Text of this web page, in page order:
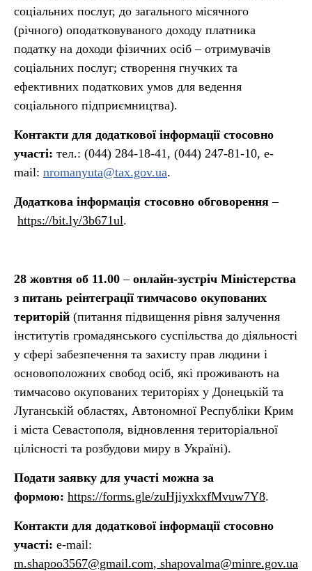
соціальних послуг, до загального місячного
(річного) оподатковуваного доходу платника
податку на доходи фізичних осіб – отримувачів
соціальних послуг; створення гнучких та
ефективних податкових умов для ведення
соціального підприємництва).
Контакти для додаткової інформації стосовно
участі: тел.: (044) 284-18-41, (044) 247-81-10, e-
mail: nromanyuta@tax.gov.ua.
Додаткова інформація стосовно обговорення–
https://bit.ly/3b671ul.
28 жовтня об 11.00 – онлайн-зустріч Міністерства
з питань реінтеграції тимчасово окупованих
територій (питання підвищення рівня залучення
інститутів громадянського суспільства до діяльності
у сфері забезпечення та захисту прав людини і
основоположних свобод осіб, які проживають на
тимчасово окупованих територіях у Донецькій та
Луганській областях, Автономної Республіки Крим
і міста Севастополя, відновлення територіальної
цілісності та розбудови миру в Україні).
Подати заявку для участі можна за
формою: https://forms.gle/zuHjiyxkxfMvuw7Y8.
Контакти для додаткової інформації стосовно
участі: e-mail:
m.shapoo3567@gmail.com, shapovalma@minre.gov.ua